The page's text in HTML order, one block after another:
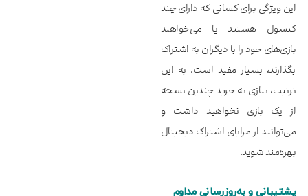
این ویژگی برای کسانی که دارای چند
کنسول هستند یا می‌خواهند
بازی‌های خود را با دیگران به اشتراک
بگذارند، بسیار مفید است. به این
ترتیب، نیازی به خرید چندین نسخه
از یک بازی نخواهید داشت و
می‌توانید از مزایای اشتراک دیجیتال
بهره‌مند شوید.
پشتیبانی و به‌روزرسانی مداوم